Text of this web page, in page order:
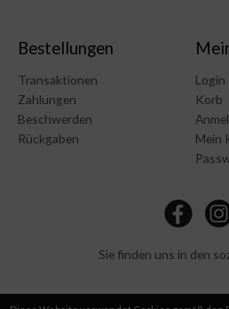
Bestellungen
Transaktionen
Zahlungen
Beschwerden
Rückgaben
Login
Korb
Mein
Sie finden uns in den